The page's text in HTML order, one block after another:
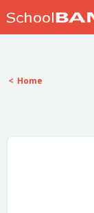
Home